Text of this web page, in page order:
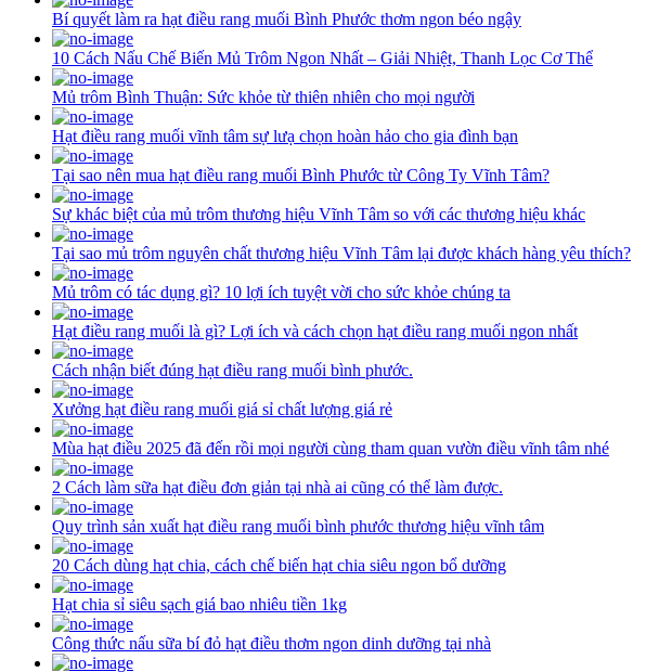
Bí quyết làm ra hạt điều rang muối Bình Phước thơm ngon béo ngậy
10 Cách Nấu Chế Biến Mủ Trôm Ngon Nhất – Giải Nhiệt, Thanh Lọc Cơ Thể
Mủ trôm Bình Thuận: Sức khỏe từ thiên nhiên cho mọi người
Hạt điều rang muối vĩnh tâm sự lưạ chọn hoàn hảo cho gia đình bạn
Tại sao nên mua hạt điều rang muối Bình Phước từ Công Ty Vĩnh Tâm?
Sự khác biệt của mủ trôm thương hiệu Vĩnh Tâm so với các thương hiệu khác
Tại sao mủ trôm nguyên chất thương hiệu Vĩnh Tâm lại được khách hàng yêu thích?
Mủ trôm có tác dụng gì? 10 lợi ích tuyệt vời cho sức khỏe chúng ta
Hạt điều rang muối là gì? Lợi ích và cách chọn hạt điều rang muối ngon nhất
Cách nhận biết đúng hạt điều rang muối bình phước.
Xưởng hạt điều rang muối giá sỉ chất lượng giá rẻ
Mùa hạt điều 2025 đã đến rồi mọi người cùng tham quan vườn điều vĩnh tâm nhé
2 Cách làm sữa hạt điều đơn giản tại nhà ai cũng có thể làm được.
Quy trình sản xuất hạt điều rang muối bình phước thương hiệu vĩnh tâm
20 Cách dùng hạt chia, cách chế biến hạt chia siêu ngon bổ dưỡng
Hạt chia sỉ siêu sạch giá bao nhiêu tiền 1kg
Công thức nấu sữa bí đỏ hạt điều thơm ngon dinh dưỡng tại nhà